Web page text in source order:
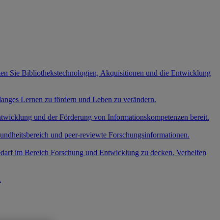
Sie Bibliothekstechnologien, Akquisitionen und die Entwicklung
Lernen zu fördern und Leben zu verändern.
und der Förderung von Informationskompetenzen bereit.
und peer-reviewte Forschungsinformationen.
im Bereich Forschung und Entwicklung zu decken. Verhelfen